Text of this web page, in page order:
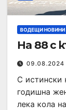
ВОДЕЩИ НОВИНИ
На 88 с
09.08.2024
С истински
годишна
лека кола